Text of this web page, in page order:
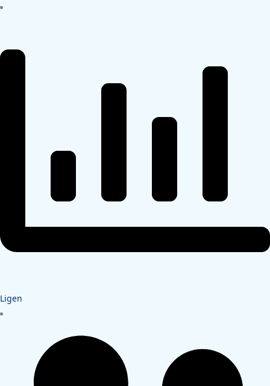
Ligen